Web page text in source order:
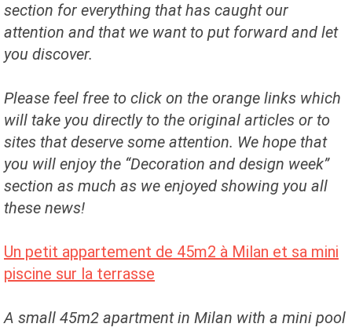
section for everything that has caught our
attention and that we want to put forward and let
you discover.
Please feel free to click on the orange links which
will take you directly to the original articles or to
sites that deserve some attention. We hope that
you will enjoy the “Decoration and design week”
section as much as we enjoyed showing you all
these news!
Un petit appartement de 45m2 à Milan et sa mini
piscine sur la terrasse
A small 45m2 apartment in Milan with a mini pool